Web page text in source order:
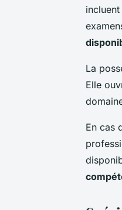
La
Elle
En cas